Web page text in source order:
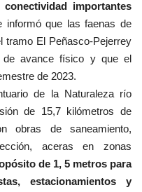
importantes
informó que las faenas de
tramo El Peñasco-Pejerrey
avance físico y que el
de 2023.
de la Naturaleza río
de 15,7 kilómetros de
obras de saneamiento,
aceras en zonas
de 1, 5 metros para
estacionamientos y